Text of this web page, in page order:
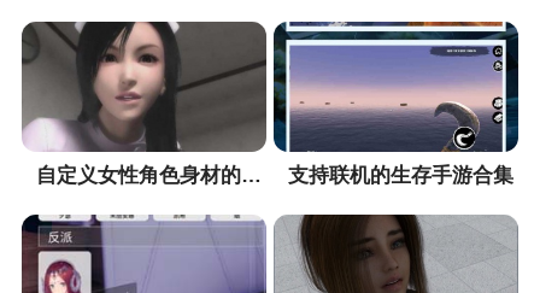
技能：
黄忠：一箭穿心----对地方一名单位造成伤害，
需要蓄力0.75回合
后排下路弓箭手：普通射击，对一名单位造成
进攻特性：
自定义女性角色身材的手游合集 支持联机的生存手游合集